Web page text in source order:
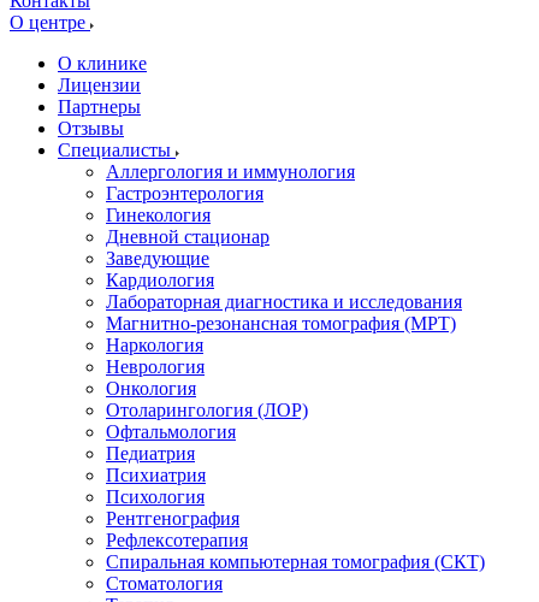
О центре
О клинике
Лицензии
Партнеры
Отзывы
Специалисты
Аллергология и иммунология
Гастроэнтерология
Гинекология
Дневной стационар
Заведующие
Кардиология
Лабораторная диагностика и исследования
Магнитно-резонансная томография (МРТ)
Наркология
Неврология
Онкология
Отоларингология (ЛОР)
Офтальмология
Педиатрия
Психиатрия
Психология
Рентгенография
Рефлексотерапия
Спиральная компьютерная томография (СКТ)
Стоматология